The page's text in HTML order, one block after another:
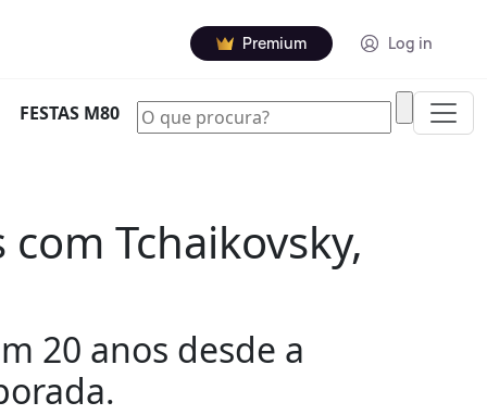
Premium Log in
FESTAS M80
Tchaikovsky,
20 anos desde a